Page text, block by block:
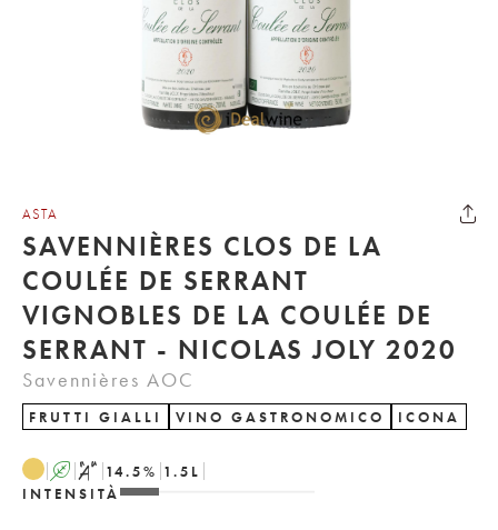
ASTA
SAVENNIÈRES CLOS DE LA
COULÉE DE SERRANT
VIGNOBLES DE LA COULÉE DE
SERRANT - NICOLAS JOLY 2020
Savennières AOC
FRUTTI GIALLI VINO GASTRONOMICO ICONA
A S 14.5% 1.5 L
INTENSITÀ